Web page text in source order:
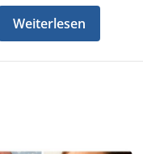
Weiterlesen